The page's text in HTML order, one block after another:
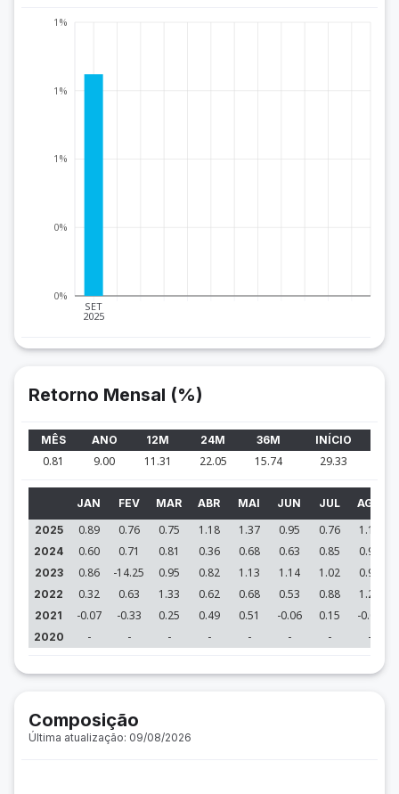
SET
2025
0%
0%
1%
1%
1%
Retorno Mensal (%)
MÊS ANO 12M 24M 36M INÍCIO
0.81 9.00 11.31 22.05 15.74 29.33
JAN FEV MAR ABR MAI JUN JUL AGO
2025
0.89 0.76 0.75 1.18 1.37 0.95 0.76 1.18
2024 0.60 0.71 0.81 0.36 0.68 0.63 0.85 0.96
2023 0.86 -14.25 0.95 0.82 1.13 1.14 1.02 0.97
2022 0.32 0.63 1.33 0.62 0.68 0.53 0.88 1.26
2021 -0.07 -0.33 0.25 0.49 0.51 -0.06 0.15 -0.08
2020 - - - - - - - -
Composição
Última atualização: 09/08/2026